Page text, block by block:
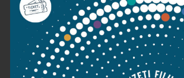
Adatvédelem
Impresszum